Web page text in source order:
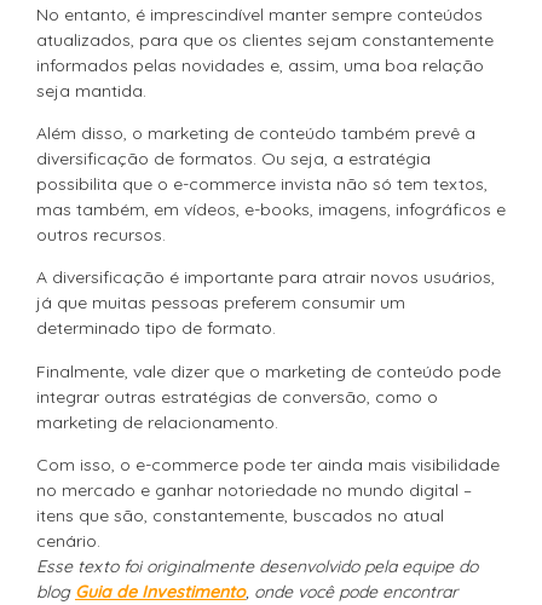
No entanto, é imprescindível manter sempre conteúdos
atualizados, para que os clientes sejam constantemente
informados pelas novidades e, assim, uma boa relação
seja mantida.
Além disso, o marketing de conteúdo também prevê a
diversificação de formatos. Ou seja, a estratégia
possibilita que o e-commerce invista não só tem textos,
mas também, em vídeos, e-books, imagens, infográficos e
outros recursos.
A diversificação é importante para atrair novos usuários,
já que muitas pessoas preferem consumir um
determinado tipo de formato.
Finalmente, vale dizer que o marketing de conteúdo pode
integrar outras estratégias de conversão, como o
marketing de relacionamento.
Com isso, o e-commerce pode ter ainda mais visibilidade
no mercado e ganhar notoriedade no mundo digital –
itens que são, constantemente, buscados no atual
cenário.
Esse texto foi originalmente desenvolvido pela equipe do
blog Guia de Investimento, onde você pode encontrar